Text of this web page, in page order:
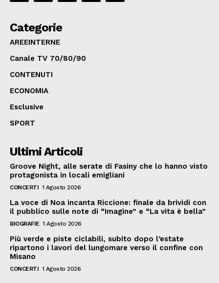
Categorie
AREEINTERNE
Canale TV 70/80/90
CONTENUTI
ECONOMIA
Esclusive
SPORT
Ultimi Articoli
Groove Night, alle serate di Fasiny che lo hanno visto
protagonista in locali emigliani
CONCERTI 1 Agosto 2026
La voce di Noa incanta Riccione: finale da brividi con
il pubblico sulle note di “Imagine” e “La vita è bella”
BIOGRAFIE 1 Agosto 2026
Più verde e piste ciclabili, subito dopo l’estate
ripartono i lavori del lungomare verso il confine con
Misano
CONCERTI 1 Agosto 2026